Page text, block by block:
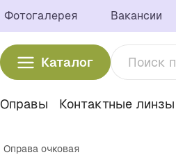
Фотогалерея Вакансии
Каталог
Оправы Контактные линзы
Оправа очковая